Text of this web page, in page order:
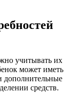
учитывать их
может иметь
дополнительные
средств.